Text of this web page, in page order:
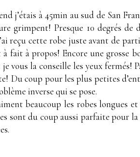
j’étais à 45min au sud de San
grimpent! Presque 10 degrés de
reçu cette robe juste avant de
fait à propos! Encore une grosse
vous la conseille les yeux fermés!
Du coup pour les plus petites
inverse qui se pose.
beaucoup les robes longues
sont du coup aussi parfaite pour